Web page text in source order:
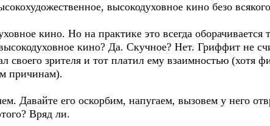
высокодуховное кино безо
кино. Но на практике это всегда оборачивается
кино? Да. Скучное? Нет. Гриффит не
зрителя и тот платил ему взаимностью (хотя
причинам).
Давайте его оскорбим, напугаем, вызовем у него
Вряд ли.